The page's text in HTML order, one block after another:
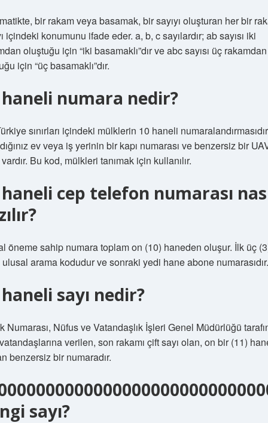
bir rakam veya basamak, bir sayıyı oluşturan her bir
içindeki konumunu ifade eder. a, b, c sayılardır; ab sayısı iki
oluştuğu için “iki basamaklı”dır ve abc sayısı üç rakamdan
için “üç basamaklı”dır.
numara nedir?
sınırları içindeki mülklerin 10 haneli
ev veya iş yerinin bir kapı numarası ve benzersiz bir
Bu kod, mülkleri tanımak için kullanılır.
cep telefon numarası
öneme sahip numara toplam on (10) haneden oluşur. İlk üç
arama kodudur ve sonraki yedi hane abone
sayı nedir?
Numarası, Nüfus ve Vatandaşlık İşleri Genel Müdürlüğü
verilen, son rakamı çift sayı olan, on bir (11)
benzersiz bir numaradır.
sayı?